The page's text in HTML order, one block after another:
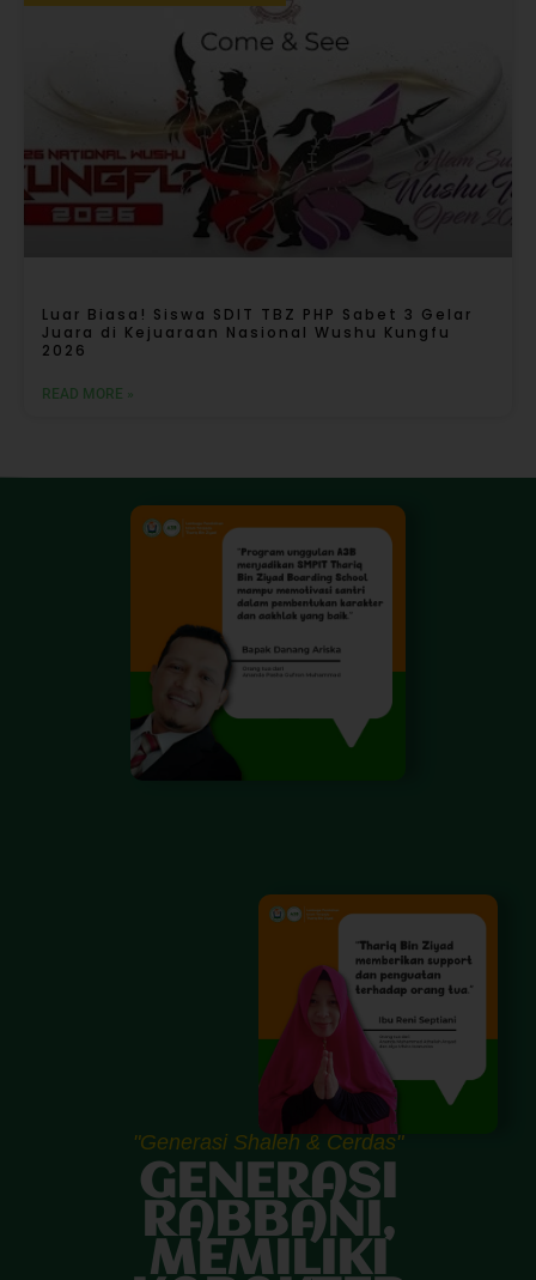
Luar Biasa! Siswa SDIT TBZ PHP Sabet 3 Gelar
Juara di Kejuaraan Nasional Wushu Kungfu
2026
READ MORE »
"Generasi Shaleh & Cerdas"
GENERASI
RABBANI,
MEMILIKI